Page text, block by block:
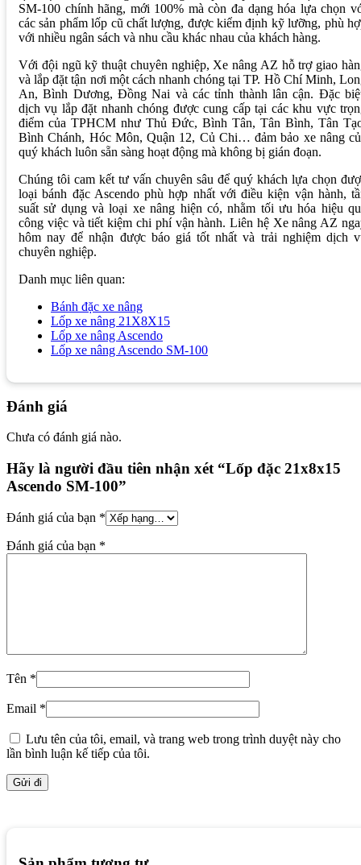
SM-100 chính hãng, mới 100% mà còn đa dạng hóa lựa chọn
các sản phẩm lốp cũ chất lượng, được kiểm định kỹ lưỡng, phù
với nhiều ngân sách và nhu cầu khác nhau của khách hàng.
Với đội ngũ kỹ thuật chuyên nghiệp, Xe nâng AZ hỗ trợ giao
và lắp đặt tận nơi một cách nhanh chóng tại TP. Hồ Chí Minh,
An, Bình Dương, Đồng Nai và các tỉnh thành lân cận. Đặc
dịch vụ lắp đặt nhanh chóng được cung cấp tại các khu vực
điểm của TPHCM như Thủ Đức, Bình Tân, Tân Bình, Tân
Bình Chánh, Hóc Môn, Quận 12, Củ Chi… đảm bảo xe nâng
quý khách luôn sẵn sàng hoạt động mà không bị gián đoạn.
Chúng tôi cam kết tư vấn chuyên sâu để quý khách lựa chọn
loại bánh đặc Ascendo phù hợp nhất với điều kiện vận hành,
suất sử dụng và loại xe nâng hiện có, nhằm tối ưu hóa hiệu
công việc và tiết kiệm chi phí vận hành. Liên hệ Xe nâng AZ
hôm nay để nhận được báo giá tốt nhất và trải nghiệm dịch
chuyên nghiệp.
Danh mục liên quan:
Bánh đặc xe nâng
Lốp xe nâng 21X8X15
Lốp xe nâng Ascendo
Lốp xe nâng Ascendo SM-100
Đánh giá
Chưa có đánh giá nào.
Hãy là người đầu tiên nhận xét “Lốp đặc 21x8x15
Ascendo SM-100”
Đánh giá của bạn *
Đánh giá của bạn *
Tên *
Email *
Lưu tên của tôi, email, và trang web trong trình duyệt này cho
lần bình luận kế tiếp của tôi.